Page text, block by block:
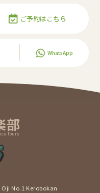
ご予約はこちら
WhatsApp
部
Tours
No.1 Kerobokan